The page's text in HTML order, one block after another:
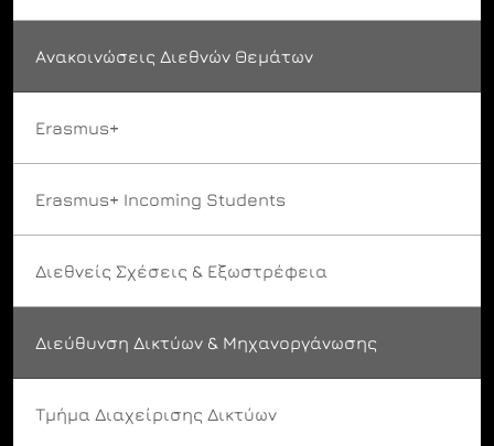
Ανακοινώσεις Διεθνών Θεμάτων
Erasmus+
Erasmus+ Incoming Students
Διεθνείς Σχέσεις & Εξωστρέφεια
Διεύθυνση Δικτύων & Μηχανοργάνωσης
Τμήμα Διαχείρισης Δικτύων